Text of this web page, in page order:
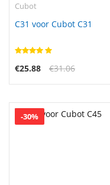
Cubot
C31 voor Cubot C31
€25.88 €31.06
-30%